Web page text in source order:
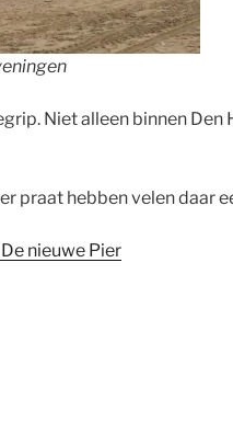
Niet alleen binnen Den
praat hebben velen daar
nieuwe Pier